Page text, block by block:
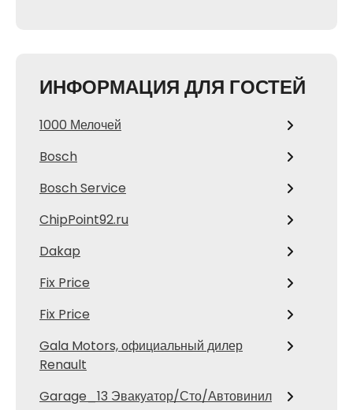
ИНФОРМАЦИЯ ДЛЯ ГОСТЕЙ
1000 Мелочей
Bosch
Bosch Service
ChipPoint92.ru
Dakap
Fix Price
Fix Price
Gala Motors, официальный дилер
Renault
Garage_13 Эвакуатор/Сто/Автовинил